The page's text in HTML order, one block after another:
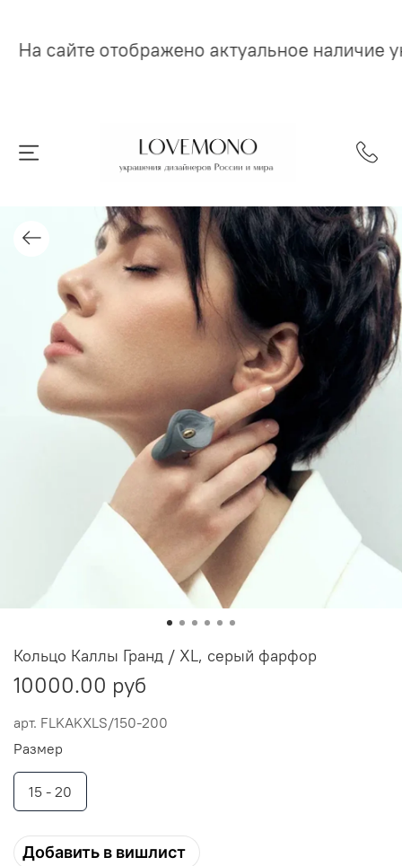
На сайте отображено актуальное наличие
арт. FLKAKXLS/150-200
Кольцо Каллы Гранд / XL, серый фарфор
10000.00 руб
Добавить в вишлист
Размер
15 - 20